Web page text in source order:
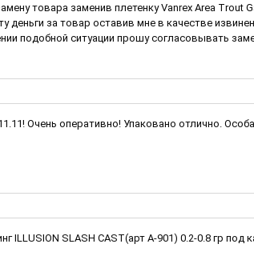
товара заменив плетенку Vanrex Area
за товар оставив мне в качестве
подобной ситуации прошу согласовывать
Очень оперативно! Упаковано отлично.
SLASH CAST(арт A-901) 0.2-0.8 гр